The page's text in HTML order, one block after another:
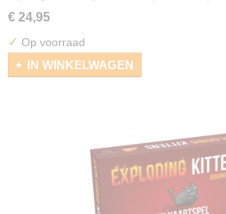
€ 24,95
✓ Op voorraad
IN WINKELWAGEN